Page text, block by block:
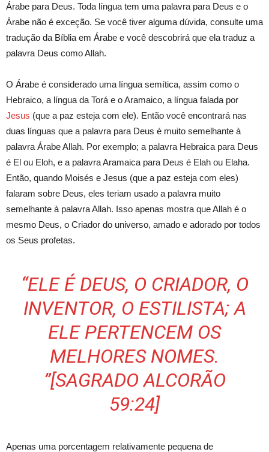
Árabe para Deus. Toda língua tem uma palavra para Deus e o
Árabe não é exceção. Se você tiver alguma dúvida, consulte uma
tradução da Bíblia em Árabe e você descobrirá que ela traduz a
palavra Deus como Allah.
O Árabe é considerado uma língua semítica, assim como o
Hebraico, a língua da Torá e o Aramaico, a língua falada por
Jesus (que a paz esteja com ele). Então você encontrará nas
duas línguas que a palavra para Deus é muito semelhante à
palavra Árabe Allah. Por exemplo; a palavra Hebraica para Deus
é El ou Eloh, e a palavra Aramaica para Deus é Elah ou Elaha.
Então, quando Moisés e Jesus (que a paz esteja com eles)
falaram sobre Deus, eles teriam usado a palavra muito
semelhante à palavra Allah. Isso apenas mostra que Allah é o
mesmo Deus, o Criador do universo, amado e adorado por todos
os Seus profetas.
“ELE É DEUS, O CRIADOR, O
INVENTOR, O ESTILISTA; A
ELE PERTENCEM OS
MELHORES NOMES.
”[SAGRADO ALCORÃO
59:24]
Apenas uma porcentagem relativamente pequena de